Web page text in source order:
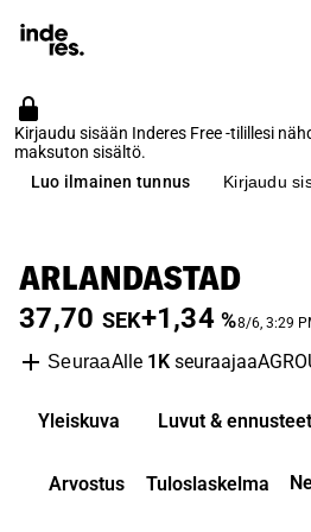
Kirjaudu sisään Inderes Free -tilillesi
maksuton sisältö.
Luo ilmainen tunnus
Kirjaudu
ARLANDASTAD
37,70 SEK+1,34 %8/6, 3:29
SeuraaAlle 1Kseuraajaa
Yleiskuva Luvut & ennusteet
Arvostus Tuloslaskelma